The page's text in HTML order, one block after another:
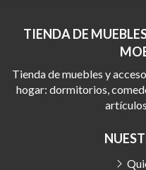
TIENDA DE
Tienda de muebles y
hogar: dormitorios,